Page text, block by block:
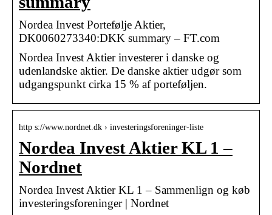
Nordea Invest Portefølje Aktier,
DK0060273340:DKK summary – FT.com
Nordea Invest Aktier investerer i danske og
udenlandske aktier. De danske aktier udgør som
udgangspunkt cirka 15 % af porteføljen.
http s://www.nordnet.dk › investeringsforeninger-liste
Nordea Invest Aktier KL 1 –
Nordnet
Nordea Invest Aktier KL 1 – Sammenlign og køb
investeringsforeninger | Nordnet